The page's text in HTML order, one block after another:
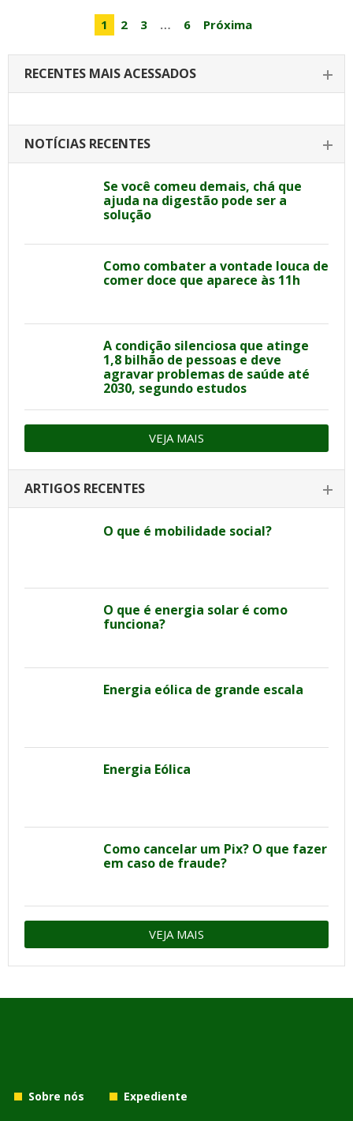
1 2 3 … 6 Próxima
RECENTES MAIS ACESSADOS
NOTÍCIAS RECENTES
Se você comeu demais, chá que
ajuda na digestão pode ser a
solução
Como combater a vontade louca de
comer doce que aparece às 11h
A condição silenciosa que atinge
1,8 bilhão de pessoas e deve
agravar problemas de saúde até
2030, segundo estudos
VEJA MAIS
ARTIGOS RECENTES
O que é mobilidade social?
O que é energia solar é como
funciona?
Energia eólica de grande escala
Energia Eólica
Como cancelar um Pix? O que fazer
em caso de fraude?
VEJA MAIS
Sobre nós
Expediente